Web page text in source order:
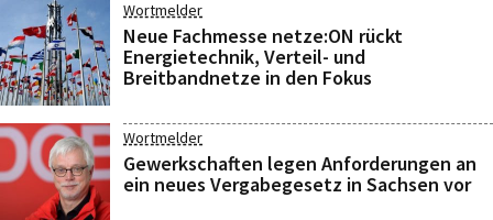
Wortmelder
Neue Fachmesse netze:ON rückt
Energietechnik, Verteil- und
Breitbandnetze in den Fokus
Wortmelder
Gewerkschaften legen Anforderungen an
ein neues Vergabegesetz in Sachsen vor